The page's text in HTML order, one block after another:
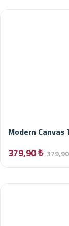
Modern Canvas
379,90 ₺